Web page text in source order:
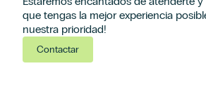
que tengas la mejor experiencia
nuestra prioridad!
Contactar